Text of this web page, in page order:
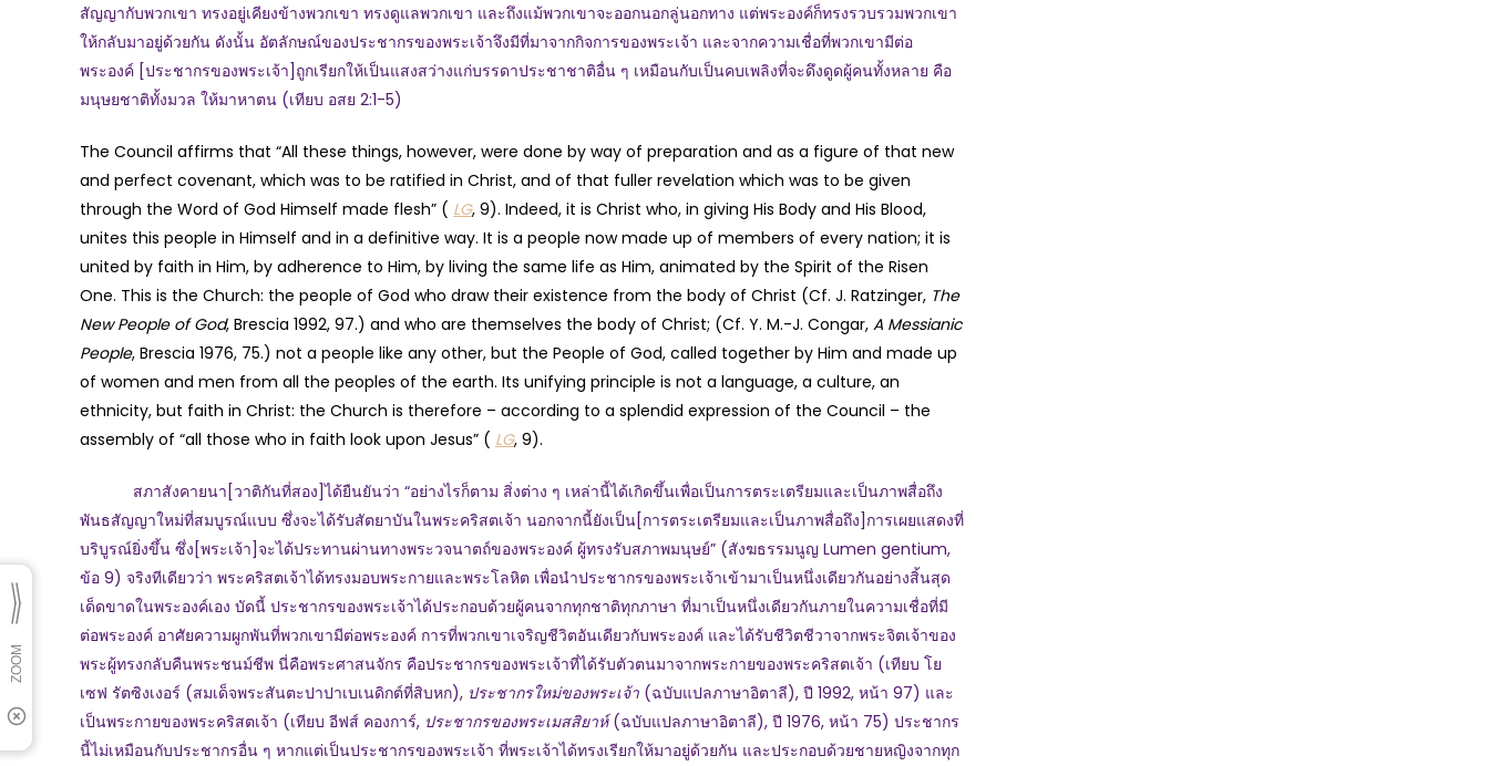
สัญญากับพวกเขา ทรงอยู่เคียงข้างพวกเขา ทรงดูแลพวกเขา และถึงแม้พวกเขาจะออกนอกลู่นอกทาง แต่พระองค์ก็ทรงรวบรวมพวกเขา
ให้กลับมาอยู่ด้วยกัน ดังนั้น อัตลักษณ์ของประชากรของพระเจ้าจึงมีที่มาจากกิจการของพระเจ้า และจากความเชื่อที่พวกเขามีต่อ
พระองค์ [ประชากรของพระเจ้า]ถูกเรียกให้เป็นแสงสว่างแก่บรรดาประชาชาติอื่น ๆ เหมือนกับเป็นคบเพลิงที่จะดึงดูดผู้คนทั้งหลาย คือ
มนุษยชาติทั้งมวล ให้มาหาตน (เทียบ อสย 2:1-5)
The Council affirms that “All these things, however, were done by way of preparation and as a figure of that new
and perfect covenant, which was to be ratified in Christ, and of that fuller revelation which was to be given
through the Word of God Himself made flesh” ( LG, 9). Indeed, it is Christ who, in giving His Body and His Blood,
unites this people in Himself and in a definitive way. It is a people now made up of members of every nation; it is
united by faith in Him, by adherence to Him, by living the same life as Him, animated by the Spirit of the Risen
One. This is the Church: the people of God who draw their existence from the body of Christ (Cf. J. Ratzinger, The
New People of God, Brescia 1992, 97.) and who are themselves the body of Christ; (Cf. Y. M.-J. Congar, A Messianic
People, Brescia 1976, 75.) not a people like any other, but the People of God, called together by Him and made up
of women and men from all the peoples of the earth. Its unifying principle is not a language, a culture, an
ethnicity, but faith in Christ: the Church is therefore – according to a splendid expression of the Council – the
assembly of “all those who in faith look upon Jesus” ( LG, 9).
สภาสังคายนา[วาติกันที่สอง]ได้ยืนยันว่า “อย่างไรก็ตาม สิ่งต่าง ๆ เหล่านี้ได้เกิดขึ้นเพื่อเป็นการตระเตรียมและเป็นภาพสื่อถึง
พันธสัญญาใหม่ที่สมบูรณ์แบบ ซึ่งจะได้รับสัตยาบันในพระคริสตเจ้า นอกจากนี้ยังเป็น[การตระเตรียมและเป็นภาพสื่อถึง]การเผยแสดงที่
บริบูรณ์ยิ่งขึ้น ซึ่ง[พระเจ้า]จะได้ประทานผ่านทางพระวจนาตถ์ของพระองค์ ผู้ทรงรับสภาพมนุษย์” (สังฆธรรมนูญ Lumen gentium,
ข้อ 9) จริงทีเดียวว่า พระคริสตเจ้าได้ทรงมอบพระกายและพระโลหิต เพื่อนำประชากรของพระเจ้าเข้ามาเป็นหนึ่งเดียวกันอย่างสิ้นสุด
เด็ดขาดในพระองค์เอง บัดนี้ ประชากรของพระเจ้าได้ประกอบด้วยผู้คนจากทุกชาติทุกภาษา ที่มาเป็นหนึ่งเดียวกันภายในความเชื่อที่มี
ต่อพระองค์ อาศัยความผูกพันที่พวกเขามีต่อพระองค์ การที่พวกเขาเจริญชีวิตอันเดียวกับพระองค์ และได้รับชีวิตชีวาจากพระจิตเจ้าของ
พระผู้ทรงกลับคืนพระชนม์ชีพ นี่คือพระศาสนจักร คือประชากรของพระเจ้าที่ได้รับตัวตนมาจากพระกายของพระคริสตเจ้า (เทียบ โย
เซฟ รัตซิงเงอร์ (สมเด็จพระสันตะปาปาเบเนดิกต์ที่สิบหก), ประชากรใหม่ของพระเจ้า (ฉบับแปลภาษาอิตาลี), ปี 1992, หน้า 97) และ
เป็นพระกายของพระคริสตเจ้า (เทียบ อีฟส์ คองการ์, ประชากรของพระเมสสิยาห์(ฉบับแปลภาษาอิตาลี), ปี 1976, หน้า 75) ประชากร
นี้ไม่เหมือนกับประชากรอื่น ๆ หากแต่เป็นประชากรของพระเจ้า ที่พระเจ้าได้ทรงเรียกให้มาอยู่ด้วยกัน และประกอบด้วยชายหญิงจากทุก